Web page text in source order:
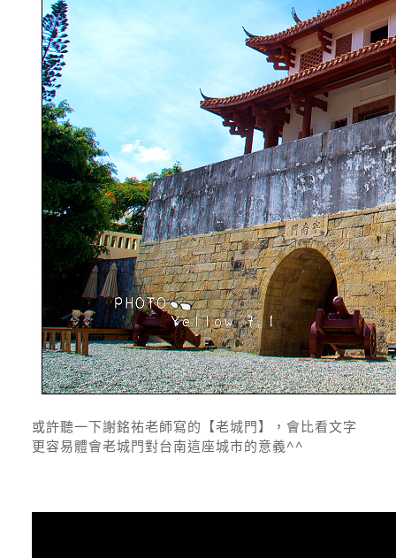
或許聽一下謝銘祐老師寫的【老城門】，會比看文字
更容易體會老城門對台南這座城市的意義^^